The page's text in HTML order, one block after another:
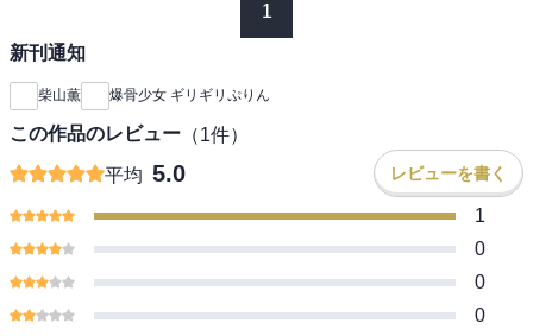
1
新刊通知
柴山薫 爆骨少女 ギリギリぷりん
この作品のレビュー （1件）
平均 5.0 レビューを書く
1
0
0
0